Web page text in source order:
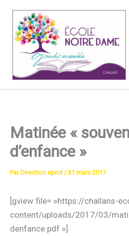
contenu
Matinée «
d’enfance »
Par Direction epnd /31 mars 2017
[gview file= »https://challans-
content/uploads/2017/03/
denfance.pdf »]